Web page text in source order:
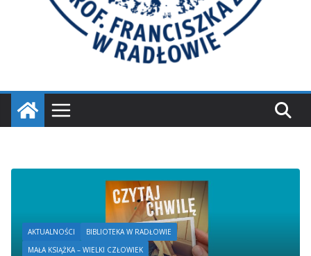
AKTUALNOŚCI
BIBLIOTEKA W RADŁOWIE
MAŁA KSIĄŻKA – WIELKI CZŁOWIEK